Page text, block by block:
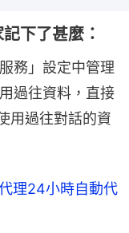
下了甚麼：
務」設定中管理
過往資料，直接
用過往對話的資
理24小時自動代